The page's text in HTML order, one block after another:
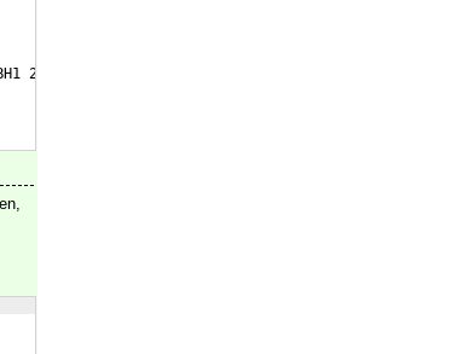
250 D, KBH1 350 A, KBH1 350 B, KBH1 350 C, KBH1